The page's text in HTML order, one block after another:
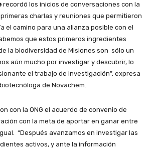
recordó los inicios de conversaciones con la
charlas y reuniones que permitieron
el camino para una alianza posible con el
que estos primeros ingredientes
la biodiversidad de Misiones son sólo un
aún mucho por investigar y descubrir, lo
el trabajo de investigación”, expresa
de Novachem.
con la ONG el acuerdo de convenio de
con la meta de aportar en ganar entre
“Después avanzamos en investigar las
activos, y ante la información